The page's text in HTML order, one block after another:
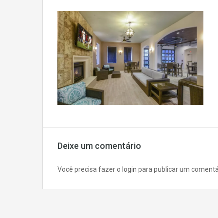
Deixe um comentário
Você precisa fazer o login para publicar um